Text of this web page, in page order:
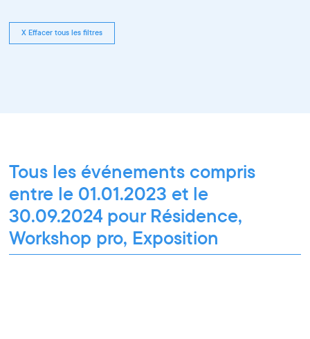
X Effacer tous les filtres
Tous les événements compris
entre le 01.01.2023 et le
30.09.2024 pour Résidence,
Workshop pro, Exposition